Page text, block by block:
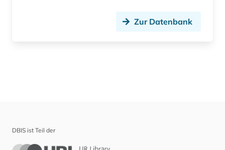
Zur Datenbank
DBIS ist Teil der